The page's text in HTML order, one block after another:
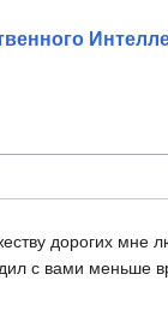
дорогих
с вами